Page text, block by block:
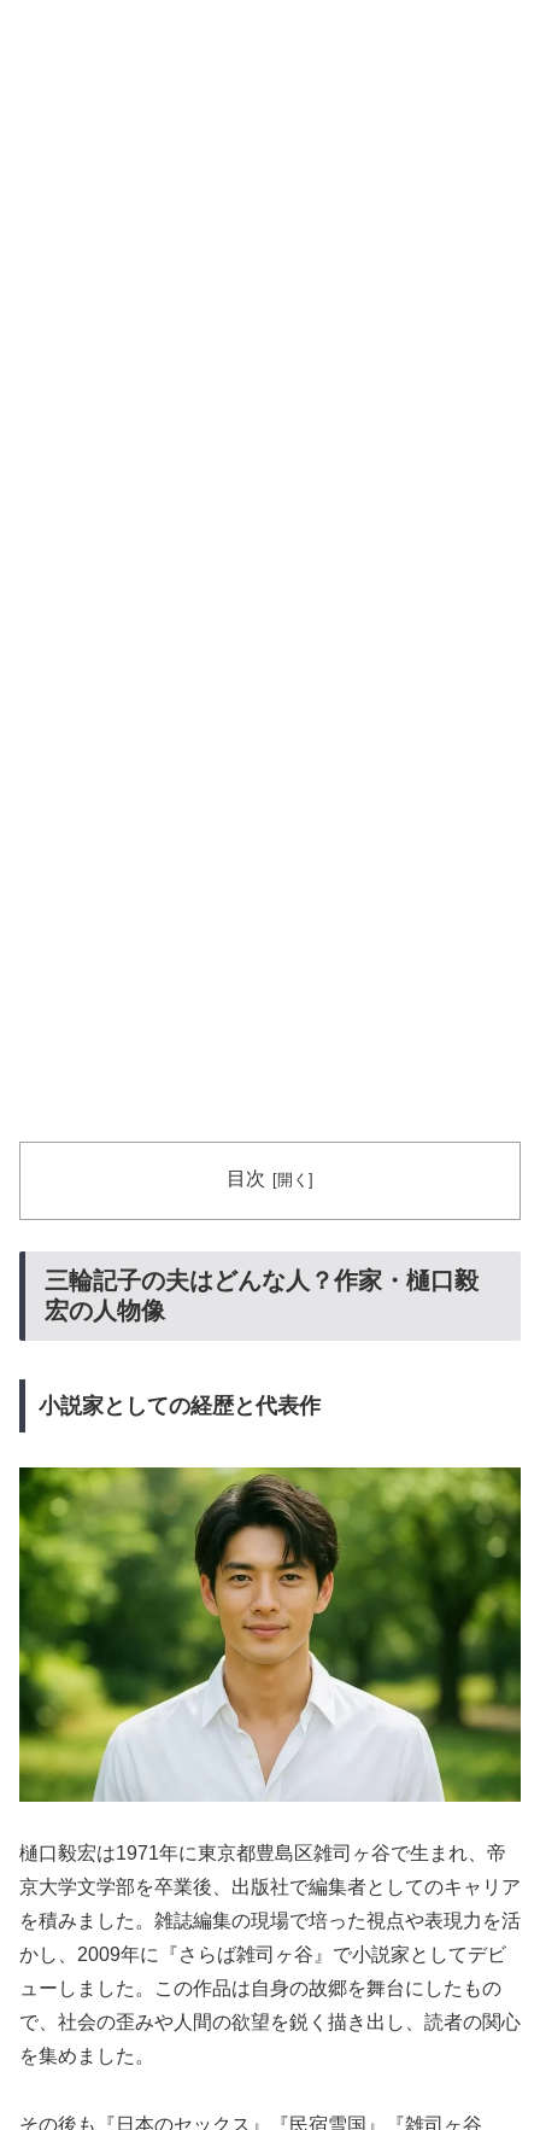
目次
三輪記子の夫はどんな人？作家・樋口毅
宏の人物像
小説家としての経歴と代表作
樋口毅宏は1971年に東京都豊島区雑司ヶ谷で生まれ、帝
京大学文学部を卒業後、出版社で編集者としてのキャリア
を積みました。雑誌編集の現場で培った視点や表現力を活
かし、2009年に『さらば雑司ヶ谷』で小説家としてデビ
ューしました。この作品は自身の故郷を舞台にしたもの
で、社会の歪みや人間の欲望を鋭く描き出し、読者の関心
を集めました。
その後も『日本のセックス』『民宿雪国』『雑司ヶ谷